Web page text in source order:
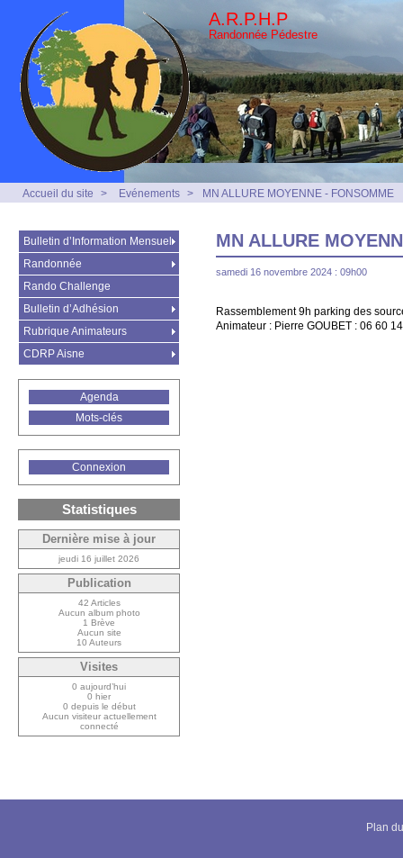
A.R.P.H.P
Randonnée Pédestre
Accueil du site > Evénements > MN ALLURE MOYENNE - FONSOMME
MN ALLURE
samedi 16 novembre 2024 : 09h00
Rassemblement 9h parking des
Animateur : Pierre GOUBET : 06 60
Bulletin d’Information Mensuel
Randonnée
Rando Challenge
Bulletin d’Adhésion
Rubrique Animateurs
CDRP Aisne
Agenda
Mots-clés
Connexion
Statistiques
Dernière mise à jour
jeudi 16 juillet 2026
Publication
42 Articles
Aucun album photo
1 Brève
Aucun site
10 Auteurs
Visites
0 aujourd’hui
0 hier
0 depuis le début
Aucun visiteur actuellement
connecté
Plan